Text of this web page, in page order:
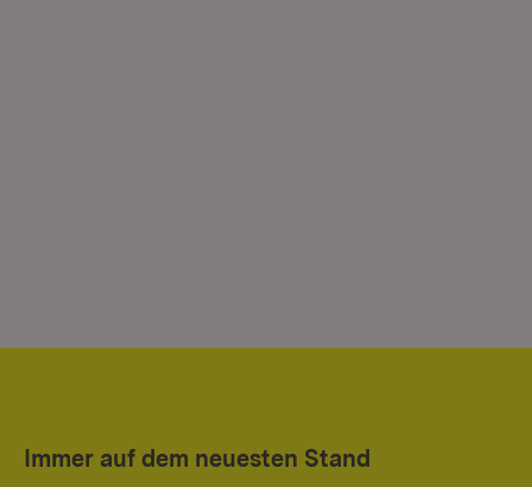
Immer auf dem neuesten Stand